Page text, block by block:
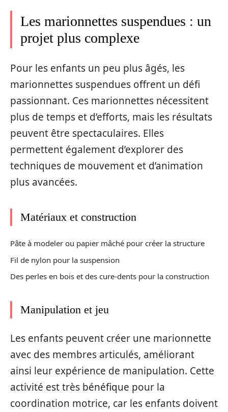
Les marionnettes suspendues : un
projet plus complexe
Pour les enfants un peu plus âgés, les
marionnettes suspendues offrent un défi
passionnant. Ces marionnettes nécessitent
plus de temps et d’efforts, mais les résultats
peuvent être spectaculaires. Elles
permettent également d’explorer des
techniques de mouvement et d’animation
plus avancées.
Matériaux et construction
Pâte à modeler ou papier mâché pour créer la structure
Fil de nylon pour la suspension
Des perles en bois et des cure-dents pour la construction
Manipulation et jeu
Les enfants peuvent créer une marionnette
avec des membres articulés, améliorant
ainsi leur expérience de manipulation. Cette
activité est très bénéfique pour la
coordination motrice, car les enfants doivent